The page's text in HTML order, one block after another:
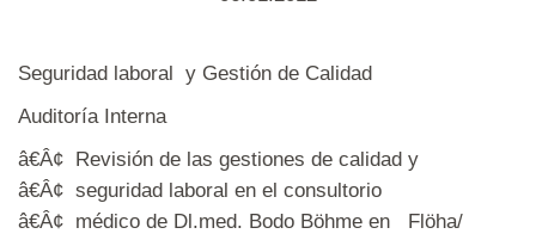
Seguridad laboral y Gestión de Calidad
Auditoría Interna
â€Â¢ Revisión de las gestiones de calidad y
â€Â¢ seguridad laboral en el consultorio
â€Â¢ médico de Dl.med. Bodo Böhme en Flöha/